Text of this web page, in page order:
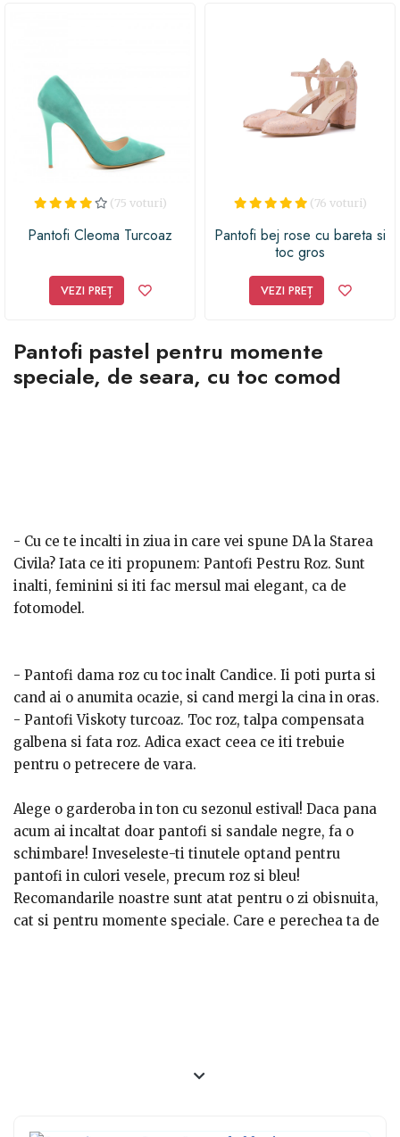
(75 voturi)
Pantofi Cleoma Turcoaz
VEZI PREȚ
(76 voturi)
Pantofi bej rose cu bareta si
toc gros
VEZI PREȚ
Pantofi pastel pentru momente
speciale, de seara, cu toc comod
- Cu ce te incalti in ziua in care vei spune DA la Starea
Civila? Iata ce iti propunem: Pantofi Pestru Roz. Sunt
inalti, feminini si iti fac mersul mai elegant, ca de
fotomodel.
- Pantofi dama roz cu toc inalt Candice. Ii poti purta si
cand ai o anumita ocazie, si cand mergi la cina in oras.
- Pantofi Viskoty turcoaz. Toc roz, talpa compensata
galbena si fata roz. Adica exact ceea ce iti trebuie
pentru o petrecere de vara.
Alege o garderoba in ton cu sezonul estival! Daca pana
acum ai incaltat doar pantofi si sandale negre, fa o
schimbare! Inveseleste-ti tinutele optand pentru
pantofi in culori vesele, precum roz si bleu!
Recomandarile noastre sunt atat pentru o zi obisnuita,
cat si pentru momente speciale. Care e perechea ta de